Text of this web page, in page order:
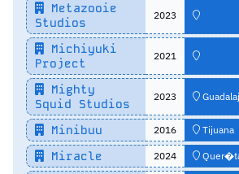
Metazooie
Studios
2023
Michiyuki
Project
2021
Mighty
Squid Studios
2023
Minibuu 2016 Tijuana
Miracle 2024